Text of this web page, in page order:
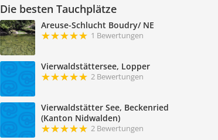
Die besten Tauchplätze
Areuse-Schlucht Boudry/ NE
1 Bewertungen
Vierwaldstättersee, Lopper
2 Bewertungen
Vierwaldstätter See, Beckenried
(Kanton Nidwalden)
2 Bewertungen